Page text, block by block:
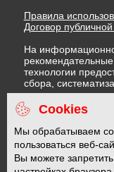
Правила
Договор
На
технологии
сбора,
относящихся к
"Интернет",
Федерации)
Правила
Политика в
Политика
Cookies
Мы обрабатываем
пользоваться веб-
Вы можете